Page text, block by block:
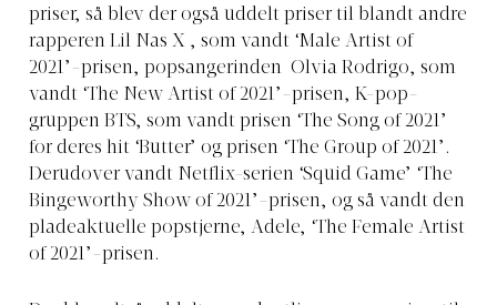
priser, så blev der også uddelt priser til blandt andre
rapperen Lil Nas X , som vandt ‘Male Artist of
2021’-prisen, popsangerinden Olvia Rodrigo, som
vandt ‘The New Artist of 2021’-prisen, K-pop-
gruppen BTS, som vandt prisen ‘The Song of 2021’
for deres hit ‘Butter’ og prisen ‘The Group of 2021’.
Derudover vandt Netflix-serien ‘Squid Game’ ‘The
Bingeworthy Show of 2021’-prisen, og så vandt den
pladeaktuelle popstjerne, Adele, ‘The Female Artist
of 2021’-prisen.